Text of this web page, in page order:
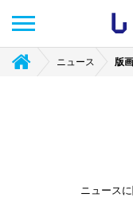
ニュース 版画
ニュース